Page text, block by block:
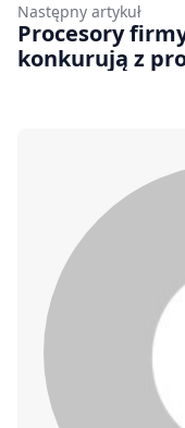
Następny artykuł
Procesory
konkurują z